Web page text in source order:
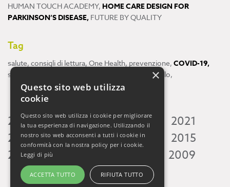
HUMAN TOUCH ACADEMY, HOME CARE DESIGN FOR
PARKINSON’S DISEASE, FUTURE BY QUALITY
Tag
salute, consigli di lettura, One Health, prevenzione, COVID-19,
scienza cervello,
2026 2025 2024 2023 2022
2021
2020 2019 2018 2017 2016
2015
2014 2013 2009
×
Questo sito web utilizza
cookie
Questo sito web utilizza i cookie per migliorare
la tua esperienza di navigazione. Utilizzando il
nostro sito web acconsenti a tutti i cookie in
conformità con la nostra policy per i cookie.
Leggi di più
ACCETTA TUTTO RIFIUTA TUTTO